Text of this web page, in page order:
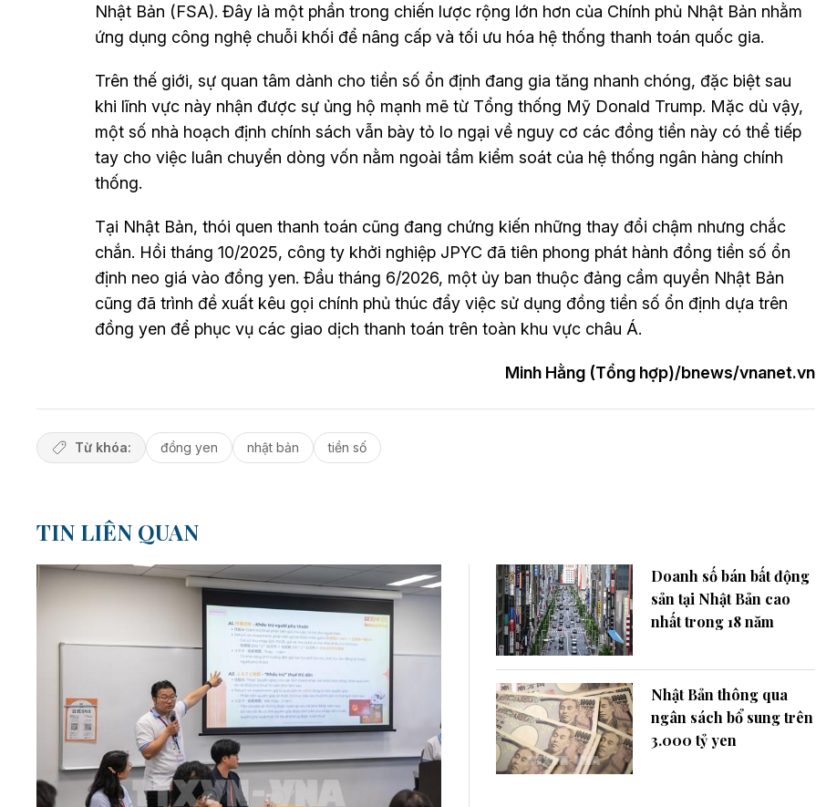
Nhật Bản (FSA). Đây là một phần trong chiến lược rộng lớn hơn của Chính phủ Nhật Bản nhằm
ứng dụng công nghệ chuỗi khối để nâng cấp và tối ưu hóa hệ thống thanh toán quốc gia.
Trên thế giới, sự quan tâm dành cho tiền số ổn định đang gia tăng nhanh chóng, đặc biệt sau
khi lĩnh vực này nhận được sự ủng hộ mạnh mẽ từ Tổng thống Mỹ Donald Trump. Mặc dù vậy,
một số nhà hoạch định chính sách vẫn bày tỏ lo ngại về nguy cơ các đồng tiền này có thể tiếp
tay cho việc luân chuyển dòng vốn nằm ngoài tầm kiểm soát của hệ thống ngân hàng chính
thống.
Tại Nhật Bản, thói quen thanh toán cũng đang chứng kiến những thay đổi chậm nhưng chắc
chắn. Hồi tháng 10/2025, công ty khởi nghiệp JPYC đã tiên phong phát hành đồng tiền số ổn
định neo giá vào đồng yen. Đầu tháng 6/2026, một ủy ban thuộc đảng cầm quyền Nhật Bản
cũng đã trình đề xuất kêu gọi chính phủ thúc đẩy việc sử dụng đồng tiền số ổn định dựa trên
đồng yen để phục vụ các giao dịch thanh toán trên toàn khu vực châu Á.
Minh Hằng (Tổng hợp)/bnews/vnanet.vn
Từ khóa: đồng yen nhật bản tiền số
TIN LIÊN QUAN
Doanh số bán bất động
sản tại Nhật Bản cao
nhất trong 18 năm
Nhật Bản thông qua
ngân sách bổ sung trên
3.000 tỷ yen